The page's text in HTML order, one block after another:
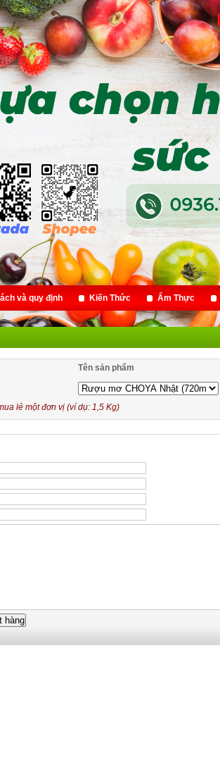
và quy định Kiến Thức Ẩm Thực
Tên sản phẩm
lẻ một đơn vị (ví dụ: 1,5 Kg)